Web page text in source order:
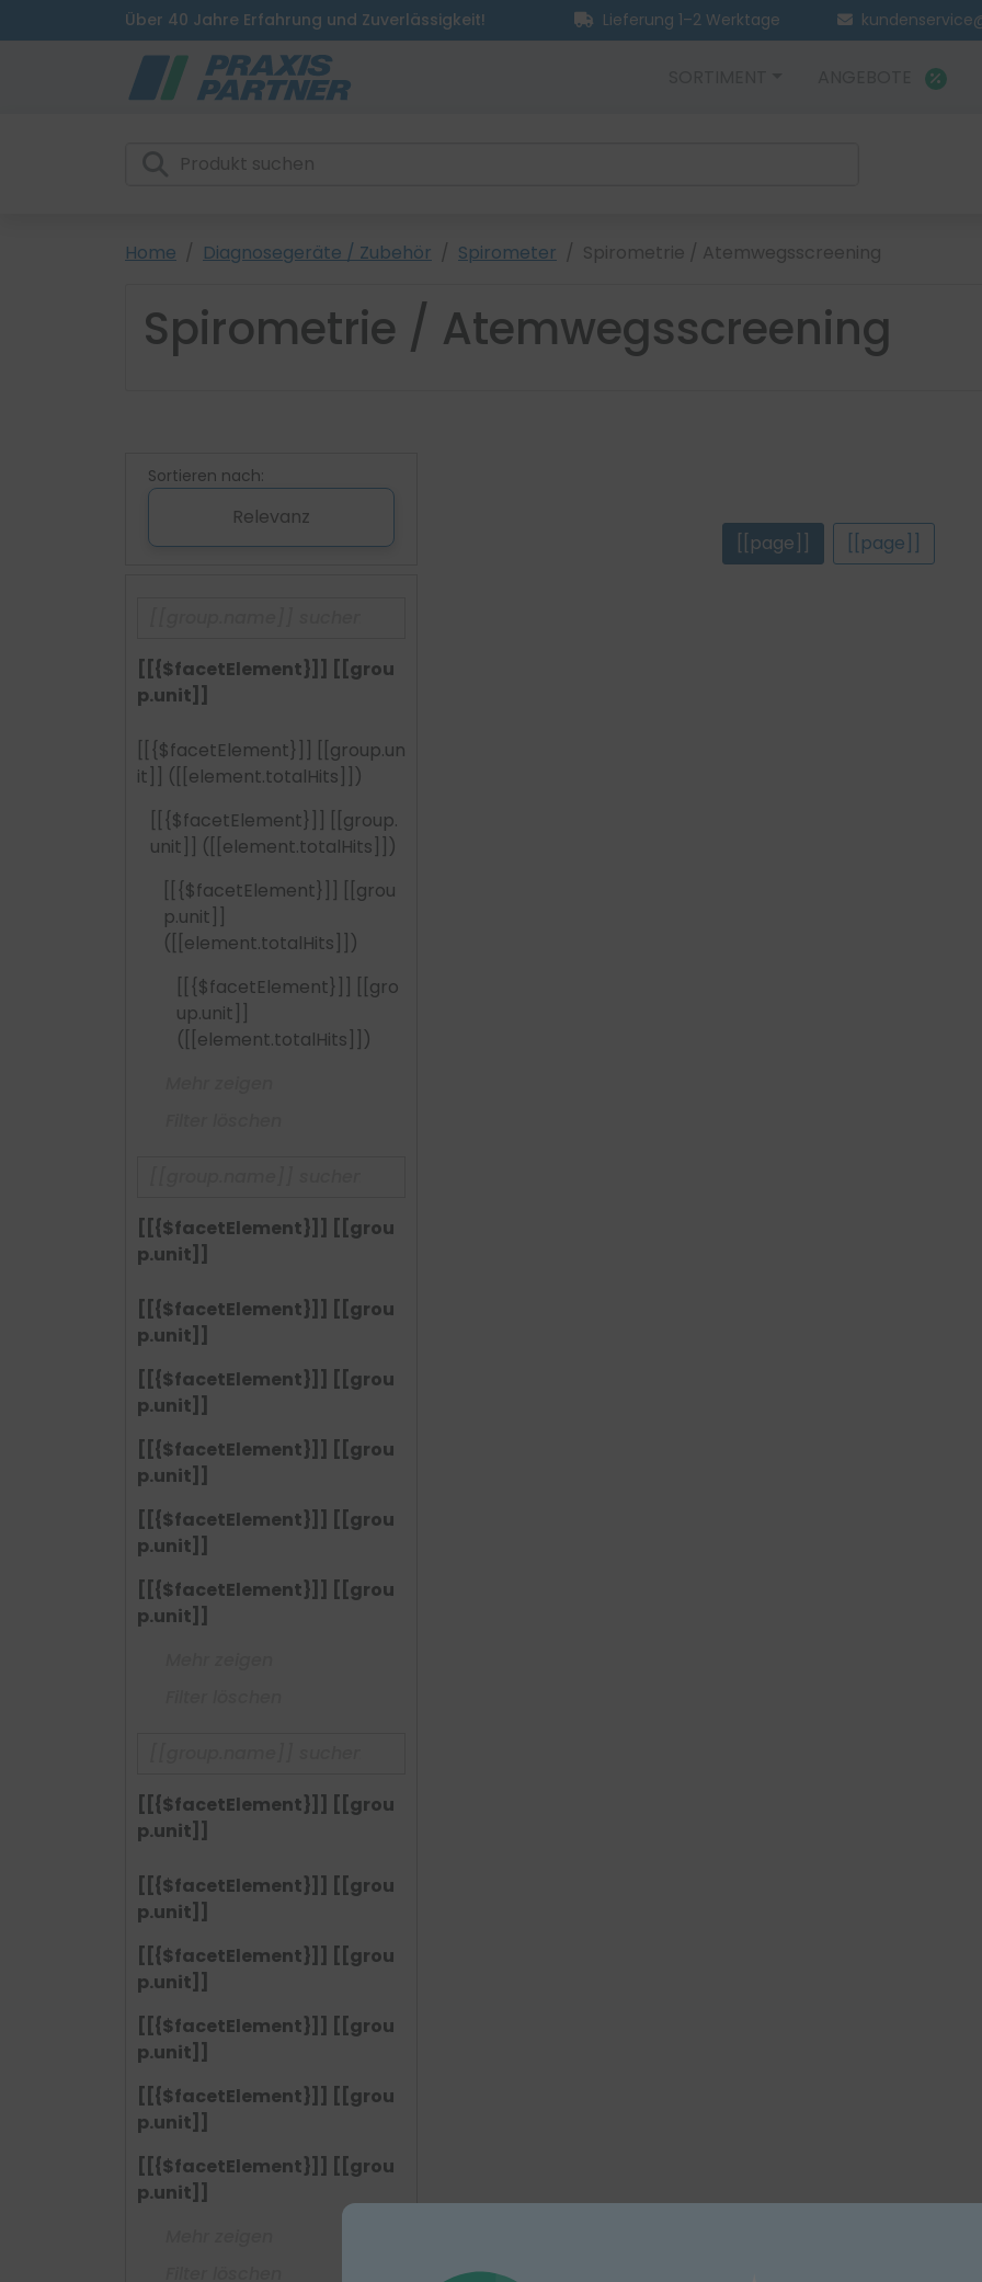
Über 40 Jahre Erfahrung und Zuverlässigkeit! Lieferung 1–2 Werktage
Home Diagnosegeräte / Zubehör Spirometer Spirometrie / Atemwegsscreening
Spirometrie / Atemwegsscreening
Sortieren nach:
Relevanz
[[{$facetElement}]] [[grou
p.unit]]
[[{$facetElement}]] [[group.un
it]]
([[element.totalHits]])
[[{$facetElement}]] [[group.
unit]]
([[element.totalHits]])
[[{$facetElement}]] [[grou
p.unit]]
([[element.totalHits]])
[[{$facetElement}]] [[gro
up.unit]]
([[element.totalHits]])
[[{$facetElement}]] [[grou
p.unit]]
[[{$facetElement}]] [[grou
p.unit]]
[[{$facetElement}]] [[grou
p.unit]]
[[{$facetElement}]] [[grou
p.unit]]
[[{$facetElement}]] [[grou
p.unit]]
[[{$facetElement}]] [[grou
p.unit]]
[[{$facetElement}]] [[grou
p.unit]]
[[{$facetElement}]] [[grou
p.unit]]
[[{$facetElement}]] [[grou
p.unit]]
[[{$facetElement}]] [[grou
p.unit]]
[[{$facetElement}]] [[grou
p.unit]]
[[{$facetElement}]] [[grou
p.unit]]
[[page]] [[page]]